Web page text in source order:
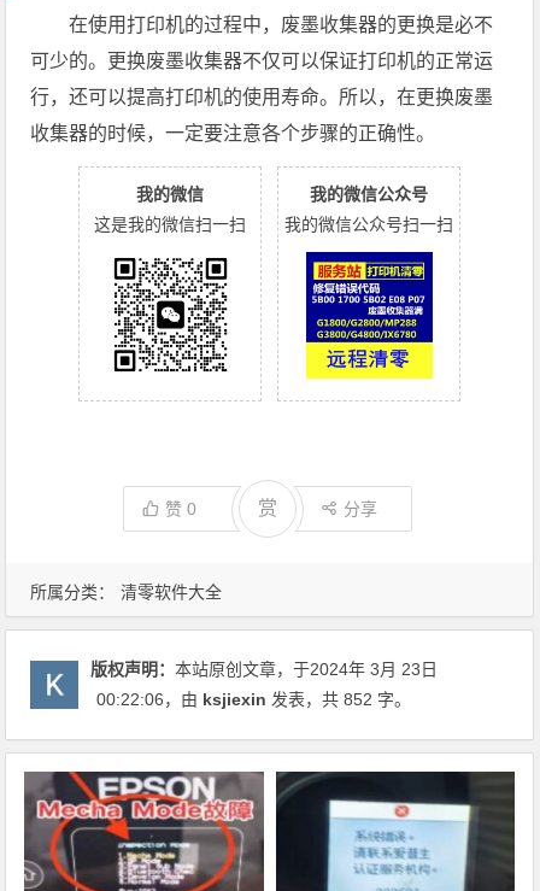
所属分类： 清零软件大全
在使用打印机的过程中，废墨收集器的更换是必不
可少的。更换废墨收集器不仅可以保证打印机的正常运
行，还可以提高打印机的使用寿命。所以，在更换废墨
收集器的时候，一定要注意各个步骤的正确性。
我的微信
这是我的微信扫一扫
我的微信公众号
我的微信公众号扫一扫
赞0 赏 分享
版权声明：本站原创文章，于2024年 3月 23日
00:22:06，由 ksjiexin 发表，共 852 字。